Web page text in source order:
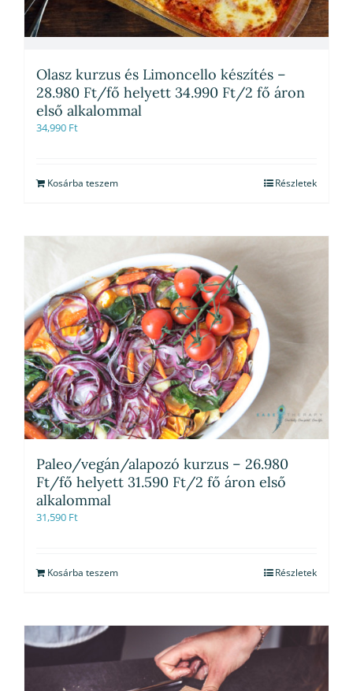
Olasz kurzus és Limoncello készítés –
28.980 Ft/fő helyett 34.990 Ft/2 fő áron
első alkalommal
34,990 Ft
Kosárba teszem Részletek
Paleo/vegán/alapozó kurzus – 26.980
Ft/fő helyett 31.590 Ft/2 fő áron első
alkalommal
31,590 Ft
Kosárba teszem Részletek